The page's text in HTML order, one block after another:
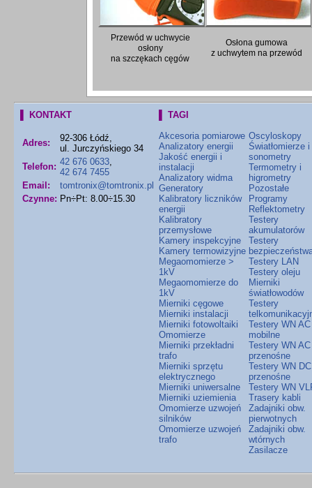
Przewód w uchwycie
osłony
na szczękach cęgów
Osłona gumowa
z uchwytem na przewód
▌ KONTAKT
Adres:
92-306 Łódź,
ul. Jurczyńskiego 34
Telefon: 42 676 0633,
42 674 7455
Email:
tomtronix@tomtronix.pl
Czynne: Pn÷Pt: 8.00÷15.30
▌ TAGI
Akcesoria pomiarowe
Analizatory energii
Jakość energii i
instalacji
Analizatory widma
Generatory
Kalibratory liczników
energii
Kalibratory
przemysłowe
Kamery inspekcyjne
Kamery termowizyjne
Megaomomierze >
1kV
Megaomomierze do
1kV
Mierniki cęgowe
Mierniki instalacji
Mierniki fotowoltaiki
Omomierze
Mierniki przekładni
trafo
Mierniki sprzętu
elektrycznego
Mierniki uniwersalne
Mierniki uziemienia
Omomierze uzwojeń
silników
Omomierze uzwojeń
trafo
Oscyloskopy
Światłomierze i
sonometry
Termometry i
higrometry
Pozostałe
Programy
Reflektometry
Testery
akumulatorów
Testery
Testery LAN
Testery oleju
Mierniki
światłowodów
Testery
Testery WN AC
mobilne
Testery WN AC
przenośne
Testery WN DC
przenośne
Testery WN
Trasery kabli
Zadajniki obw.
pierwotnych
Zadajniki obw.
wtórnych
Zasilacze